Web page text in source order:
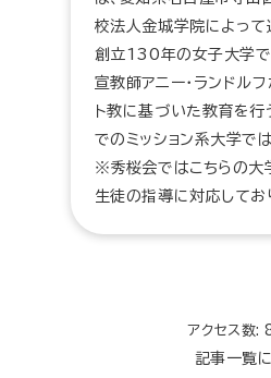
校法人金城学院によって
創立130年の女子大学で
宣教師アニー・ランドルフ
ト教に基づいた教育を行
でのミッション系大学では
※秀桜会ではこちらの大
生徒の指導に対応してお
アクセス数
記事一覧